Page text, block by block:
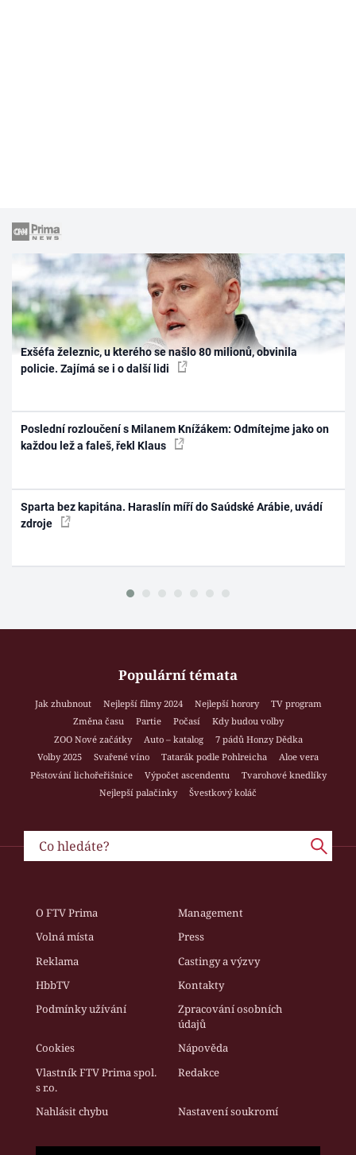
Exšéfa železnic, u kterého se našlo 80 milionů, obvinila
policie. Zajímá se i o další lidi
Poslední rozloučení s Milanem Knížákem: Odmítejme jako on
každou lež a faleš, řekl Klaus
Sparta bez kapitána. Haraslín míří do Saúdské Arábie, uvádí
zdroje
Populární témata
Jak zhubnout Nejlepší filmy 2024 Nejlepší horory
TV program
Změna času
Partie Počasí
Kdy budou volby
ZOO Nové začátky
Auto – katalog
7 pádů Honzy Dědka
Volby 2025
Svařené víno Tatarák podle Pohlreicha
Aloe vera
Pěstování lichořeřišnice
Výpočet ascendentu
Tvarohové knedlíky
Nejlepší palačinky
Švestkový koláč
O FTV Prima
Management
Volná místa
Press
Reklama
Castingy a výzvy
HbbTV
Kontakty
Podmínky užívání
Zpracování osobních
údajů
Cookies
Nápověda
Vlastník FTV Prima spol.
s r.o.
Redakce
Nahlásit chybu Nastavení soukromí